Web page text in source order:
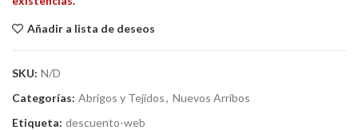
Añadir a lista de deseos
SKU: N/D
Categorías: Abrigos y Tejidos, Nuevos Arribos
Etiqueta: descuento-web